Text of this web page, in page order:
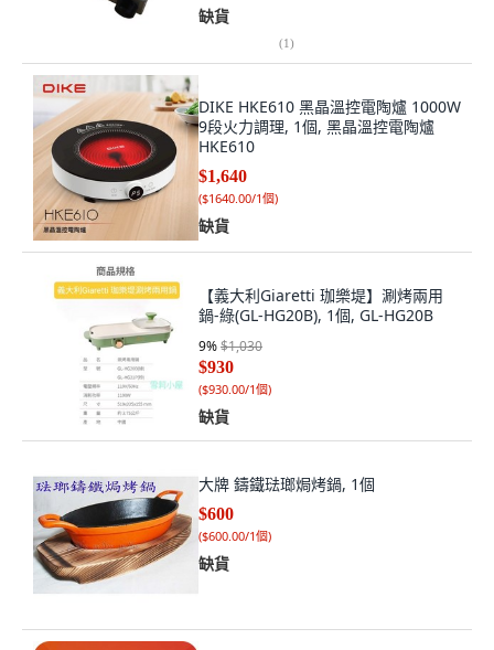
缺貨
(1)
DIKE HKE610 黑晶溫控電陶爐 1000W
9段火力調理, 1個, 黑晶溫控電陶爐
HKE610
$1,640
($1640.00/1個)
缺貨
【義大利Giaretti 珈樂堤】涮烤兩用
鍋-綠(GL-HG20B), 1個, GL-HG20B
9%$1,030
$930
($930.00/1個)
缺貨
大牌 鑄鐵琺瑯焗烤鍋, 1個
$600
($600.00/1個)
缺貨